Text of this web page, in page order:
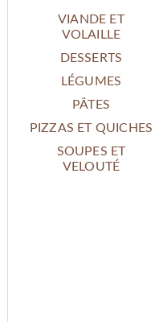
VIANDE ET
VOLAILLE
DESSERTS
LÉGUMES
PÂTES
PIZZAS ET QUICHES
SOUPES ET
VELOUTÉ